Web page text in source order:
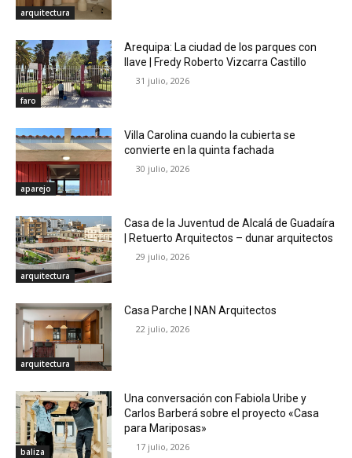
arquitectura
faro
Arequipa: La ciudad de los parques con
llave | Fredy Roberto Vizcarra Castillo
31 julio, 2026
aparejo
Villa Carolina cuando la cubierta se
convierte en la quinta fachada
30 julio, 2026
arquitectura
Casa de la Juventud de Alcalá de Guadaíra
| Retuerto Arquitectos – dunar arquitectos
29 julio, 2026
arquitectura
Casa Parche | NAN Arquitectos
22 julio, 2026
baliza
Una conversación con Fabiola Uribe y
Carlos Barberá sobre el proyecto «Casa
para Mariposas»
17 julio, 2026